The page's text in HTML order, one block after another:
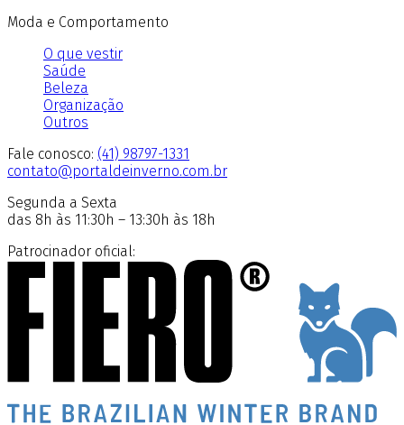
Moda e Comportamento
O que vestir
Saúde
Beleza
Organização
Outros
Fale conosco: (41) 98797-1331
contato@portaldeinverno.com.br
Segunda a Sexta
das 8h às 11:30h – 13:30h às 18h
Patrocinador oficial: